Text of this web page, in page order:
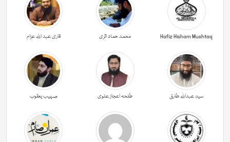
Hafiz Hisham Mushtaq محمد حماد اثری قاری عبد اللہ عزام
سید عبداللہ طارق طلحہ اعجاز علوی صہیب یعقوب